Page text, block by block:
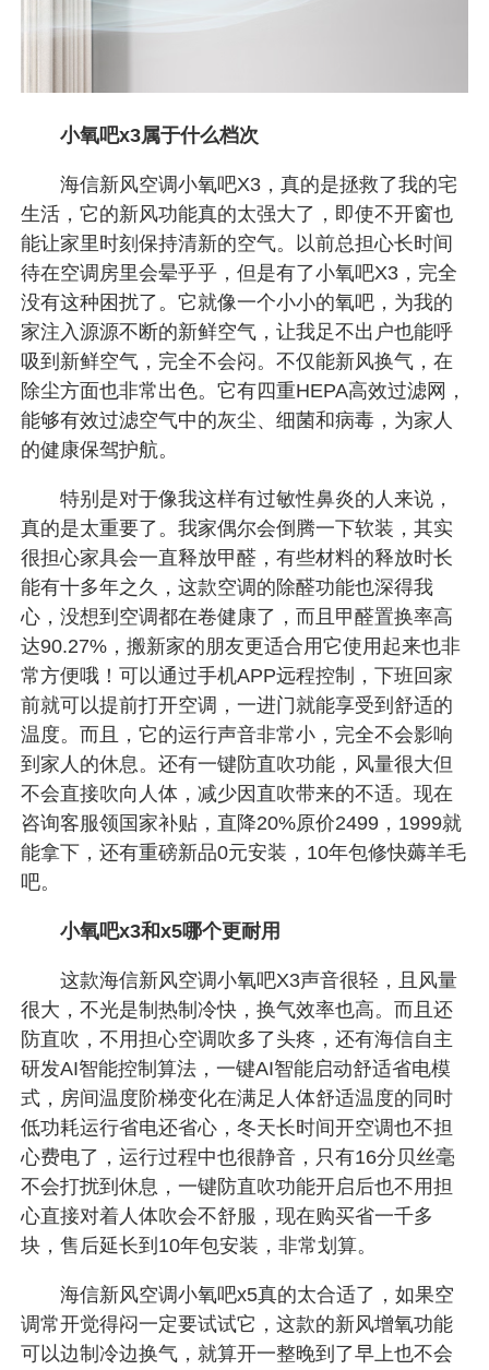
小氧吧x3属于什么档次
海信新风空调小氧吧X3，真的是拯救了我的宅
生活，它的新风功能真的太强大了，即使不开窗也
能让家里时刻保持清新的空气。以前总担心长时间
待在空调房里会晕乎乎，但是有了小氧吧X3，完全
没有这种困扰了。它就像一个小小的氧吧，为我的
家注入源源不断的新鲜空气，让我足不出户也能呼
吸到新鲜空气，完全不会闷。不仅能新风换气，在
除尘方面也非常出色。它有四重HEPA高效过滤网，
能够有效过滤空气中的灰尘、细菌和病毒，为家人
的健康保驾护航。
特别是对于像我这样有过敏性鼻炎的人来说，
真的是太重要了。我家偶尔会倒腾一下软装，其实
很担心家具会一直释放甲醛，有些材料的释放时长
能有十多年之久，这款空调的除醛功能也深得我
心，没想到空调都在卷健康了，而且甲醛置换率高
达90.27%，搬新家的朋友更适合用它使用起来也非
常方便哦！可以通过手机APP远程控制，下班回家
前就可以提前打开空调，一进门就能享受到舒适的
温度。而且，它的运行声音非常小，完全不会影响
到家人的休息。还有一键防直吹功能，风量很大但
不会直接吹向人体，减少因直吹带来的不适。现在
咨询客服领国家补贴，直降20%原价2499，1999就
能拿下，还有重磅新品0元安装，10年包修快薅羊毛
吧。
小氧吧x3和x5哪个更耐用
这款海信新风空调小氧吧X3声音很轻，且风量
很大，不光是制热制冷快，换气效率也高。而且还
防直吹，不用担心空调吹多了头疼，还有海信自主
研发AI智能控制算法，一键AI智能启动舒适省电模
式，房间温度阶梯变化在满足人体舒适温度的同时
低功耗运行省电还省心，冬天长时间开空调也不担
心费电了，运行过程中也很静音，只有16分贝丝毫
不会打扰到休息，一键防直吹功能开启后也不用担
心直接对着人体吹会不舒服，现在购买省一千多
块，售后延长到10年包安装，非常划算。
海信新风空调小氧吧x5真的太合适了，如果空
调常开觉得闷一定要试试它，这款的新风增氧功能
可以边制冷边换气，就算开一整晚到了早上也不会